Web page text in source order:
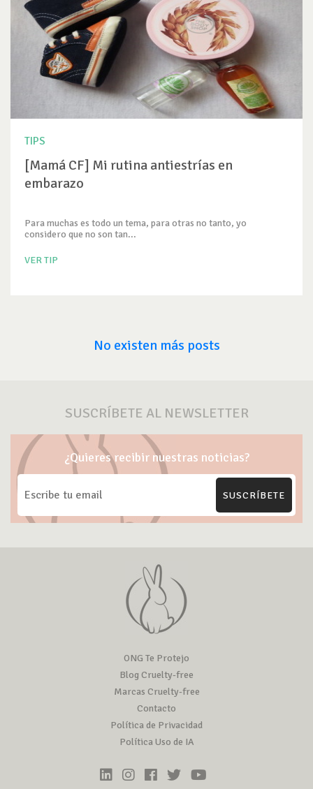
TIPS
[Mamá CF] Mi rutina antiestrías en
embarazo
Para muchas es todo un tema, para otras no tanto, yo
considero que no son tan...
VER TIP
No existen más posts
SUSCRÍBETE AL NEWSLETTER
¿Quieres recibir nuestras noticias?
SUSCRÍBETE
ONG Te Protejo
Blog Cruelty-free
Marcas Cruelty-free
Contacto
Política de Privacidad
Política Uso de IA